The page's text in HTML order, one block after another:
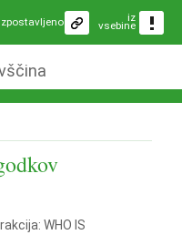
iz
vsebine
WHO IS